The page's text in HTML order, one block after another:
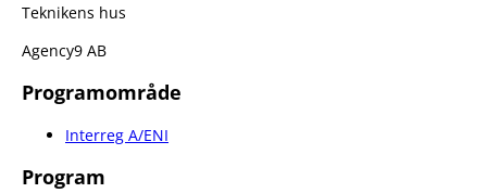
Teknikens hus
Agency9 AB
Programområde
Interreg A/ENI
Program